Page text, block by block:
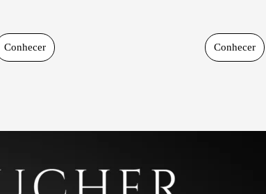
Conhecer Conhecer